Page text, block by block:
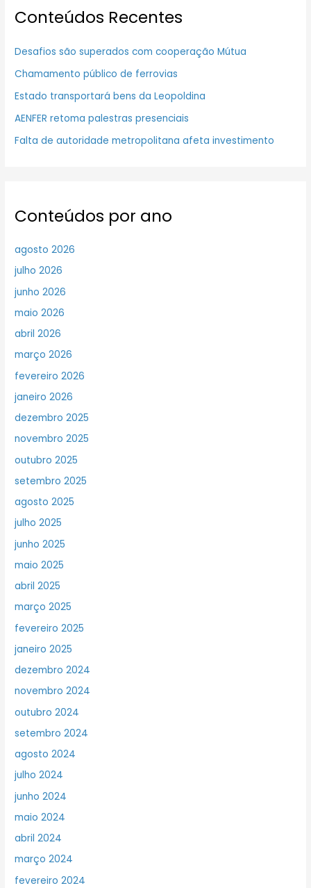
Conteúdos Recentes
Desafios são superados com cooperação Mútua
Chamamento público de ferrovias
Estado transportará bens da Leopoldina
AENFER retoma palestras presenciais
Falta de autoridade metropolitana afeta investimento
Conteúdos por ano
agosto 2026
julho 2026
junho 2026
maio 2026
abril 2026
março 2026
fevereiro 2026
janeiro 2026
dezembro 2025
novembro 2025
outubro 2025
setembro 2025
agosto 2025
julho 2025
junho 2025
maio 2025
abril 2025
março 2025
fevereiro 2025
janeiro 2025
dezembro 2024
novembro 2024
outubro 2024
setembro 2024
agosto 2024
julho 2024
junho 2024
maio 2024
abril 2024
março 2024
fevereiro 2024